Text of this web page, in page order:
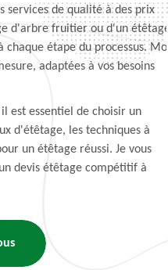
services de qualité à des prix
d'arbre fruitier ou d'un étêtage
étape du processus. Mon
adaptées à vos besoins
est essentiel de choisir un
d'étêtage, les techniques à
un étêtage réussi. Je vous
devis étêtage compétitif à